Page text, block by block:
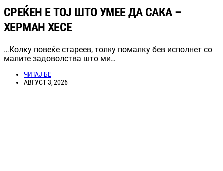
СРЕЌЕН Е ТОЈ ШТО УМЕЕ ДА САКА –
ХЕРМАН ХЕСЕ
…Колку повеќе стареев, толку помалку бев исполнет со
малите задоволства што ми…
ЧИТАЈ БЕ
АВГУСТ 3, 2026